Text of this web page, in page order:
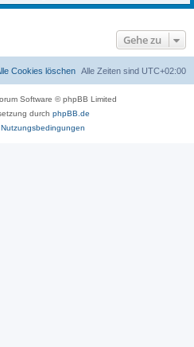
Gehe zu
Alle Zeiten sind UTC+02:00
Cookies löschen
Software © phpBB Limited
durch phpBB.de
Nutzungsbedingungen